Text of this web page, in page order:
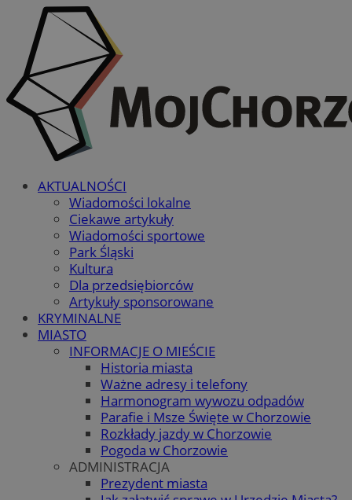
AKTUALNOŚCI
Wiadomości lokalne
Ciekawe artykuły
Wiadomości sportowe
Park Śląski
Kultura
Dla przedsiębiorców
Artykuły sponsorowane
KRYMINALNE
MIASTO
INFORMACJE O MIEŚCIE
Historia miasta
Ważne adresy i telefony
Harmonogram wywozu odpadów
Parafie i Msze Święte w Chorzowie
Rozkłady jazdy w Chorzowie
Pogoda w Chorzowie
ADMINISTRACJA
Prezydent miasta